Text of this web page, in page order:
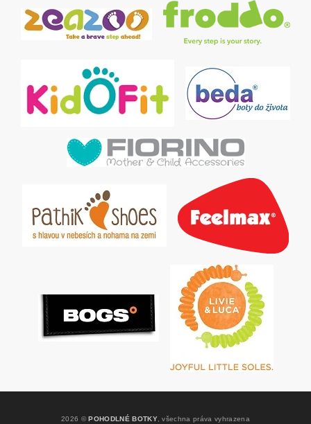
2026 ©POHODLNÉ BOTKY, všechna práva vyhrazena